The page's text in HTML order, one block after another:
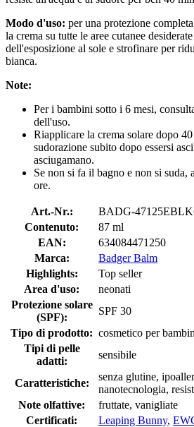
Modo d'uso: per una protezione
la crema su tutte le aree cutanee
dell'esposizione al sole e strofinare per
bianca.
Note:
Per i bambini sotto i 6 mesi,
dell'uso.
Riapplicare la crema solare dopo
sudorazione subito dopo essersi
asciugamano.
Se non si fa il bagno e non si suda,
ore.
Art.-Nr.:
BADG-
Contenuto:
87 ml
EAN:
634084471250
Marca:
Badger Balm
Highlights:
Top seller
Area d'uso:
neonati
Protezione solare
(SPF):
SPF 30
Tipo di prodotto: cosmetico per
Tipi di pelle
adatti:
sensibile
Caratteristiche:
senza glutine,
nanotecnologia,
Note olfattive:
fruttate, vanigliate
Certificati:
Leaping Bunny,